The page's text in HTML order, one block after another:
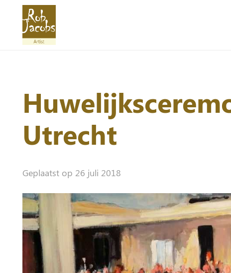
Utrecht
Geplaatst op 26 juli 2018